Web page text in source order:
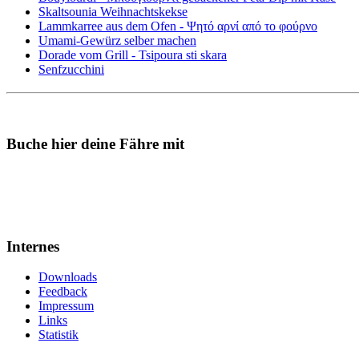
Skaltsounia Weihnachtskekse
Lammkarree aus dem Ofen - Ψητό αρνί από το φούρνο
Umami-Gewürz selber machen
Dorade vom Grill - Tsipoura sti skara
Senfzucchini
Buche hier deine Fähre mit
Internes
Downloads
Feedback
Impressum
Links
Statistik